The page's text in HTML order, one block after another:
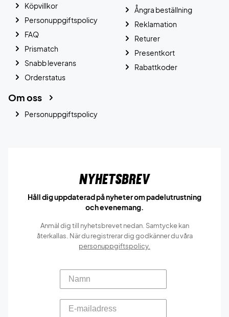
Köpvillkor
Personuppgiftspolicy
FAQ
Prismatch
Snabb leverans
Orderstatus
Ångra beställning
Reklamation
Returer
Presentkort
Rabattkoder
Om oss
Personuppgiftspolicy
Nyhetsbrev
Håll dig uppdaterad på nyheter om padelutrustning
och evenemang.
Anmäl dig till nyhetsbrevet nedan. Samtycke kan
återkallas. När du registrerar dig godkänner du våra
personuppgiftspolicy.